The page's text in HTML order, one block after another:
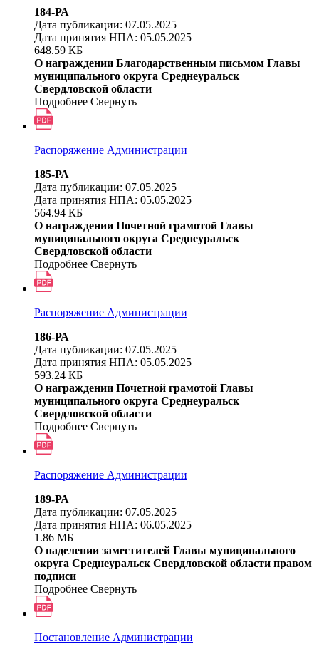
184-РА
Дата публикации: 07.05.2025
Дата принятия НПА: 05.05.2025
648.59 КБ
О награждении Благодарственным письмом Главы
муниципального округа Среднеуральск
Свердловской области
Подробнее Свернуть
Распоряжение Администрации
185-РА
Дата публикации: 07.05.2025
Дата принятия НПА: 05.05.2025
564.94 КБ
О награждении Почетной грамотой Главы
муниципального округа Среднеуральск
Свердловской области
Подробнее Свернуть
Распоряжение Администрации
186-РА
Дата публикации: 07.05.2025
Дата принятия НПА: 05.05.2025
593.24 КБ
О награждении Почетной грамотой Главы
муниципального округа Среднеуральск
Свердловской области
Подробнее Свернуть
Распоряжение Администрации
189-РА
Дата публикации: 07.05.2025
Дата принятия НПА: 06.05.2025
1.86 МБ
О наделении заместителей Главы муниципального
округа Среднеуральск Свердловской области правом
подписи
Подробнее Свернуть
Постановление Администрации